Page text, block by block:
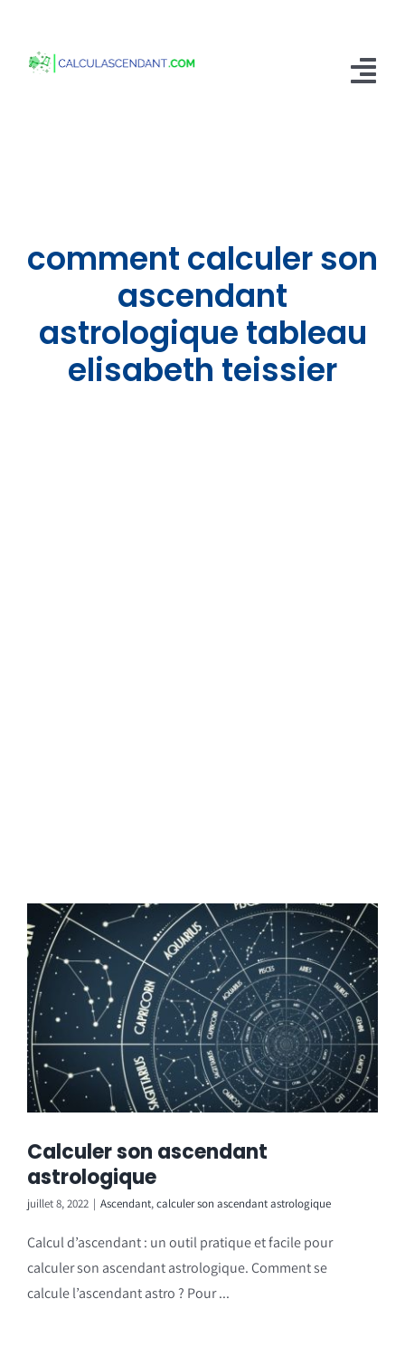
contenu
Contactez-nous
comment calculer son
ascendant
astrologique tableau
elisabeth teissier
Calculer son ascendant
astrologique
juillet 8, 2022 | Ascendant,calculer son ascendant astrologique
Calcul d’ascendant : un outil pratique et facile pour
calculer son ascendant astrologique. Comment se
calcule l’ascendant astro ? Pour ...